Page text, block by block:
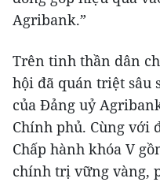
Agribank.”
Trên tinh thần dân
hội đã quán triệt sâu
của Đảng uỷ
Chính phủ. Cùng với
Chấp hành khóa V
chính trị vững vàng,